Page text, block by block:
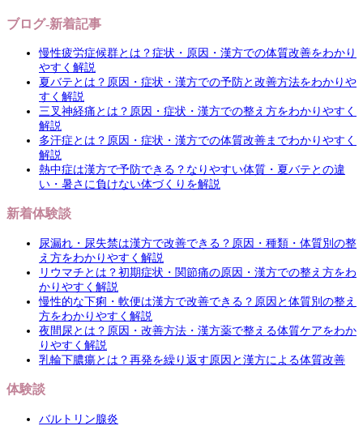
ブログ-新着記事
慢性疲労症候群とは？症状・原因・漢方での体質改善をわかり
やすく解説
夏バテとは？原因・症状・漢方での予防と改善方法をわかりや
すく解説
三叉神経痛とは？原因・症状・漢方での整え方をわかりやすく
解説
多汗症とは？原因・症状・漢方での体質改善までわかりやすく
解説
熱中症は漢方で予防できる？なりやすい体質・夏バテとの違
い・暑さに負けない体づくりを解説
新着体験談
尿漏れ・尿失禁は漢方で改善できる？原因・種類・体質別の整
え方をわかりやすく解説
リウマチとは？初期症状・関節痛の原因・漢方での整え方をわ
かりやすく解説
慢性的な下痢・軟便は漢方で改善できる？原因と体質別の整え
方をわかりやすく解説
夜間尿とは？原因・改善方法・漢方薬で整える体質ケアをわか
りやすく解説
乳輪下膿瘍とは？再発を繰り返す原因と漢方による体質改善
体験談
バルトリン腺炎